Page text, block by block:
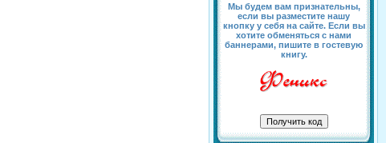
Мы будем вам признательны,
если вы разместите нашу
кнопку у себя на сайте. Если вы
хотите обменяться с нами
баннерами, пишите в гостевую
книгу.